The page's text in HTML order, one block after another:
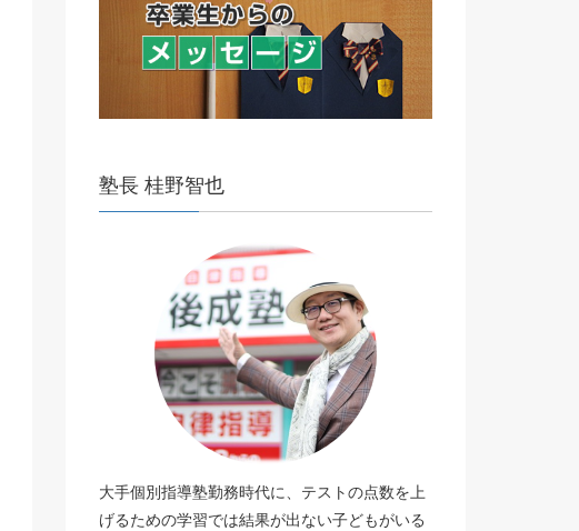
塾長 桂野智也
大手個別指導塾勤務時代に、テストの点数を上
げるための学習では結果が出ない子どもがいる